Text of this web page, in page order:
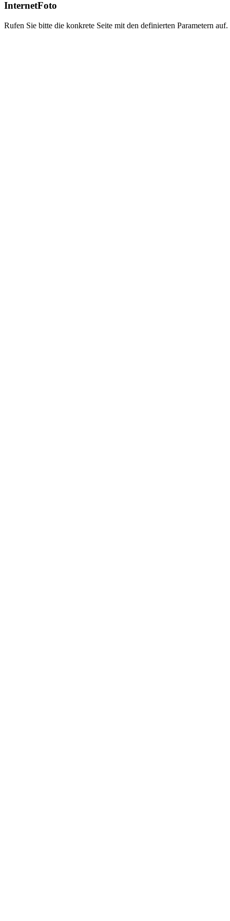
InternetFoto
Rufen Sie bitte die konkrete Seite mit den definierten Parametern auf.